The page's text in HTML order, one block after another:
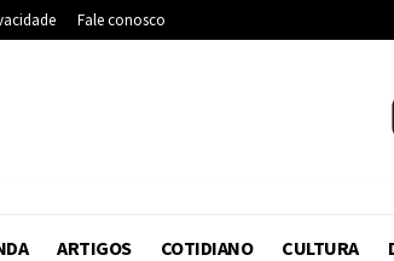
Fale conosco
ARTIGOS COTIDIANO CULTURA